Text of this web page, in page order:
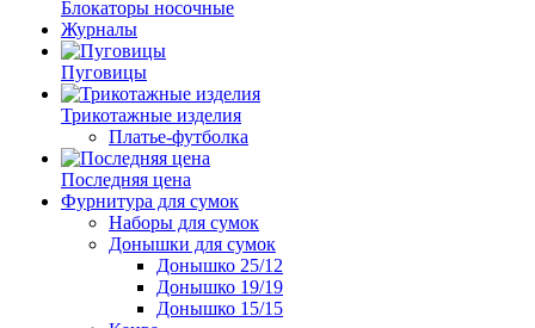
Блокаторы носочные
Журналы
Пуговицы
Трикотажные изделия
Платье-футболка
Последняя цена
Фурнитура для сумок
Наборы для сумок
Донышки для сумок
Донышко 25/12
Донышко 19/19
Донышко 15/15